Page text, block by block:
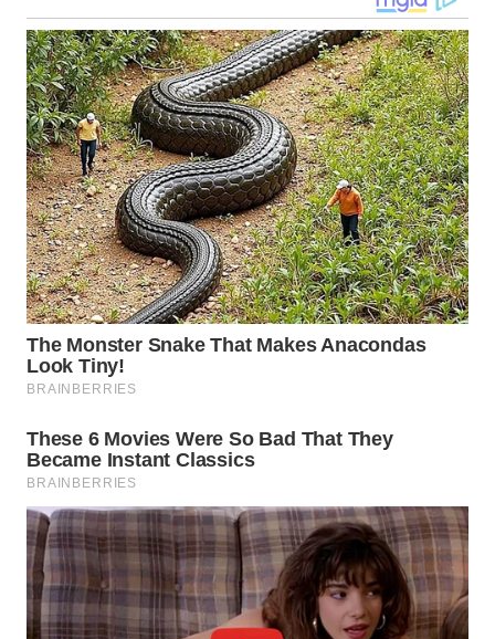
WN
MALUKU
WN
MALUT
WN
DAIRI
WN
DANAU
TOBA
WN
WN
LANGKAT
WN
TAPANULI
SELATAN